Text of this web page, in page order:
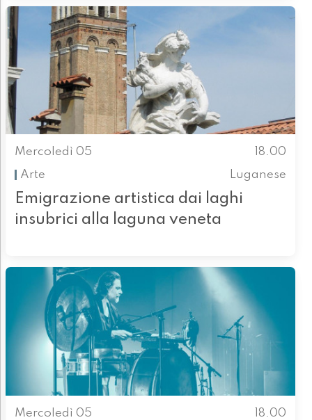
Mercoledì 05
18.00
Arte
Luganese
Emigrazione artistica dai laghi
insubrici alla laguna veneta
Mercoledì 05
18.00